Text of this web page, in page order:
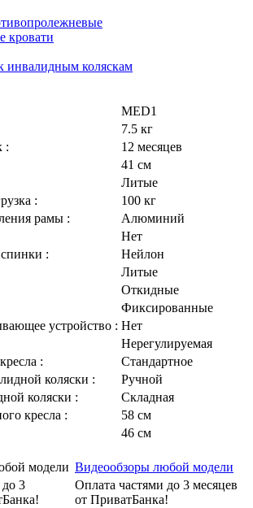
кровати
инвалидным коляскам
MED1­
7.5 кг
:
12 месяцев
41 см
Литые
:
100 кг
рамы :
Алюминий
Нет
:
Нейлон
Литые
Откидные
Фиксированные
устройство : Нет
Нерегулируемая
:
Стандартное
коляски :
Ручной
коляски :
Складная
кресла :
58 см
46 см
Видеообзоры любой модели
Оплата частями до 3 месяцев
от ПриватБанка!